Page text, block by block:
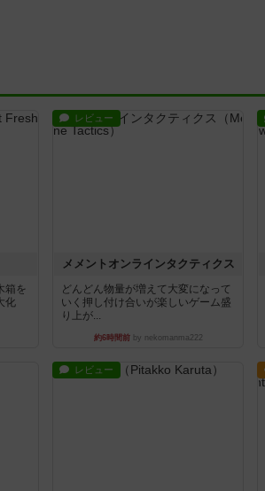
箱を
化
レビュー
メメントオンラインタクティクス
どんどん物量が増えて大変になって
いく押し付け合いが楽しいゲーム盛
り上が...
約6時間前by nekomanma222
レビュー